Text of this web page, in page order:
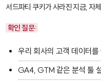
서드파티 쿠키가 사라진 지금, 자
확인 질문:
우리 회사의 고객 데이터
GA4,GTM 같은 분석 툴